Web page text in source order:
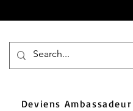
Deviens Ambassadeur